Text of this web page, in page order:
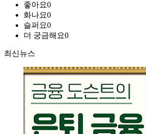
좋아요0
화나요0
슬퍼요0
더 궁금해요0
최신뉴스